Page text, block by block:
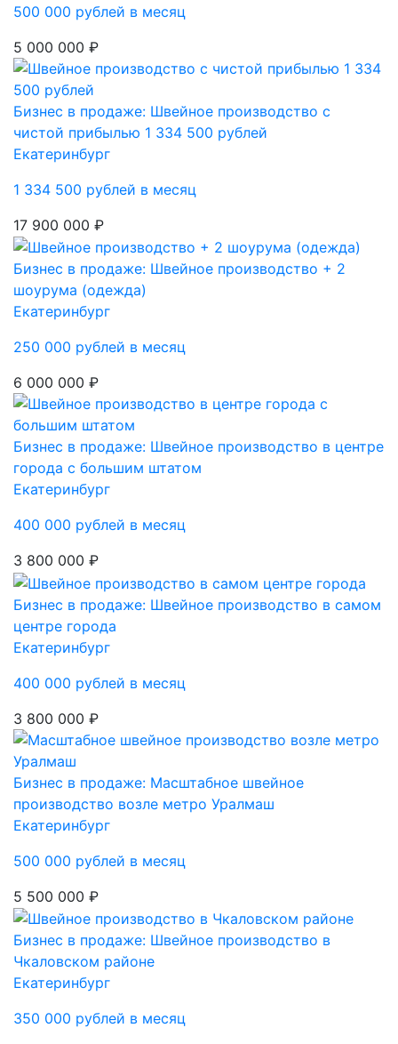
500 000 рублей в месяц
5 000 000 ₽
Бизнес в продаже: Швейное производство с
чистой прибылью 1 334 500 рублей
Екатеринбург
1 334 500 рублей в месяц
17 900 000 ₽
Бизнес в продаже: Швейное производство + 2
шоурума (одежда)
Екатеринбург
250 000 рублей в месяц
6 000 000 ₽
Бизнес в продаже: Швейное производство в центре
города с большим штатом
Екатеринбург
400 000 рублей в месяц
3 800 000 ₽
Бизнес в продаже: Швейное производство в самом
центре города
Екатеринбург
400 000 рублей в месяц
3 800 000 ₽
Бизнес в продаже: Масштабное швейное
производство возле метро Уралмаш
Екатеринбург
500 000 рублей в месяц
5 500 000 ₽
Бизнес в продаже: Швейное производство в
Чкаловском районе
Екатеринбург
350 000 рублей в месяц